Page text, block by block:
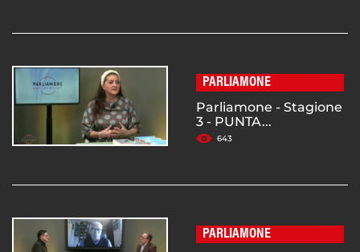
PARLIAMONE
Parliamone - Stagione
3 - PUNTA...
643
PARLIAMONE